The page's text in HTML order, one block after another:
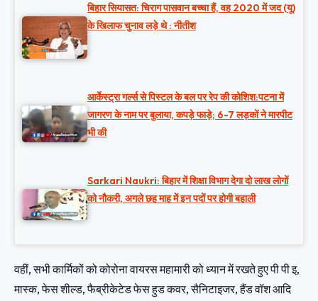
बिहार सियासत: चिराग पासवान बच्चा हैं, वह 2020 में जद (यू)
के खिलाफ चुनाव लड़े थे : नीतीश
आर्केस्ट्रा गर्ल्स से पिस्टल के बल पर रेप की कोशिश:पटना में
जागरण के नाम पर बुलाया, कपड़े फाड़े; 6-7 लड़कों ने मारपीट
भी की
Sarkari Naukri: बिहार में शिक्षा विभाग देगा दो लाख लोगों
को नौकरी, अगले छह माह में इन पदों पर होगी बहाली
वहीं, सभी कार्मिकों को कोरोना वायरस महामारी को ध्यान में रखते हुए पी पी इ,
मास्‍क, फेस शील्‍ड, फैब्रीकेटेड फेस हुड कवर, सैनिटाइजर, हैंड वॉश आदि